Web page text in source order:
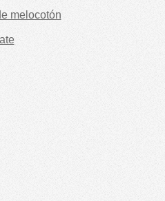
melocotón